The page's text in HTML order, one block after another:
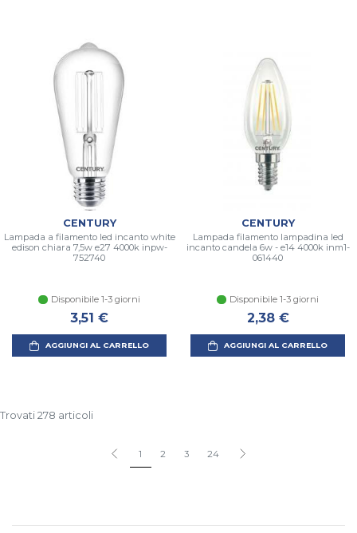
CENTURY
Lampada a filamento led incanto white
edison chiara 7,5w e27 4000k inpw-
752740
Disponibile 1-3 giorni
3,51 €
AGGIUNGI AL CARRELLO
CENTURY
Lampada filamento lampadina led
incanto candela 6w - e14 4000k inm1-
061440
Disponibile 1-3 giorni
2,38 €
AGGIUNGI AL CARRELLO
Trovati 278 articoli
1 2 3 24